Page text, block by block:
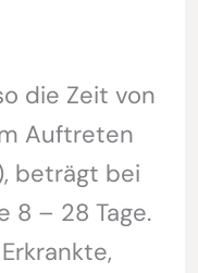
die Zeit von
Auftreten
beträgt bei
8 – 28 Tage.